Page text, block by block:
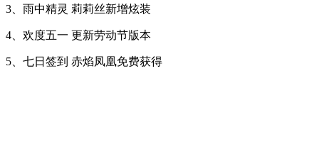
3、雨中精灵 莉莉丝新增炫装
4、欢度五一 更新劳动节版本
5、七日签到 赤焰凤凰免费获得